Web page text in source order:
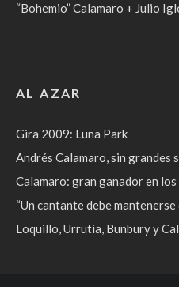
“Bohemio” Calamaro + Julio
AL AZAR
Gira 2009: Luna Park
Andrés Calamaro, sin grandes
Calamaro: gran ganador en
“Un cantante debe mantenerse
Loquillo, Urrutia, Bunbury y